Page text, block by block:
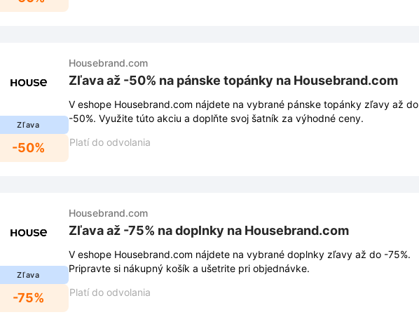
Zľava
-50%
Housebrand.com
Zľava až -50% na pánske topánky na Housebrand.com
V eshope Housebrand.com nájdete na vybrané pánske topánky zľavy až do
-50%. Využite túto akciu a doplňte svoj šatník za výhodné ceny.
Platí do odvolania
Zľava
-75%
Housebrand.com
Zľava až -75% na doplnky na Housebrand.com
V eshope Housebrand.com nájdete na vybrané doplnky zľavy až do -75%.
Pripravte si nákupný košík a ušetrite pri objednávke.
Platí do odvolania